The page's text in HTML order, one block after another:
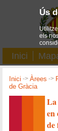
Inici
Inici ->Àrees ->
de Gràcia
La
en
de
Ús
els